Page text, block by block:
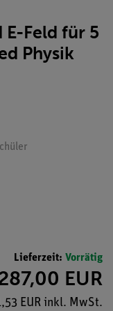
Feld für 5
Physik
Lieferzeit: Vorrätig
EUR
EUR inkl. MwSt.